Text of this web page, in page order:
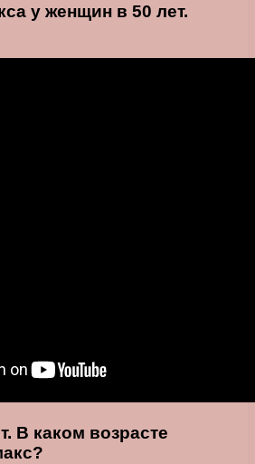
у женщин в 50 лет.
В каком возрасте